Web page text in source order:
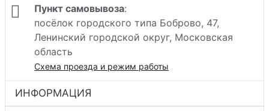
Пункт самовывоза:
посёлок городского типа Боброво, 47,
Ленинский городской округ, Московская
область
Схема проезда и режим работы
ИНФОРМАЦИЯ